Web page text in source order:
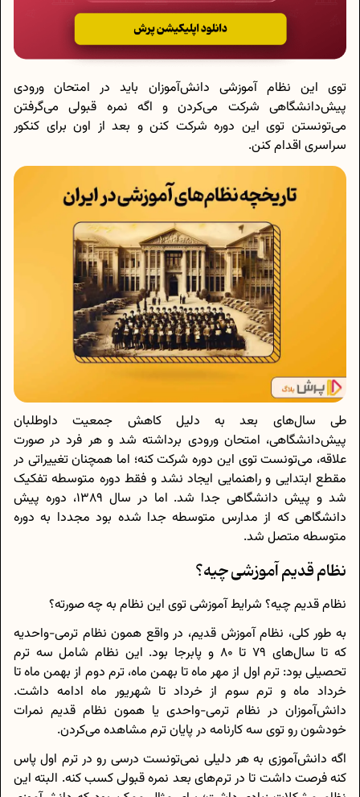
توی این نظام آموزشی دانش‌آموزان باید در امتحان ورودی
پیش‌دانشگاهی شرکت می‌کردن و اگه نمره قبولی می‌گرفتن
می‌تونستن توی این دوره شرکت کنن و بعد از اون برای کنکور
سراسری اقدام کنن.
طی سال‌های بعد به دلیل کاهش جمعیت داوطلبان
پیش‌دانشگاهی، امتحان ورودی برداشته شد و هر فرد در صورت
علاقه، می‌تونست توی این دوره شرکت کنه؛ اما همچنان تغییراتی در
مقطع ابتدایی و راهنمایی ایجاد نشد و فقط دوره متوسطه تفکیک
شد و پیش دانشگاهی جدا شد. اما در سال 1389، دوره پیش
دانشگاهی که از مدارس متوسطه جدا شده بود مجددا به دوره
متوسطه متصل شد.
نظام قدیم آموزشی چیه؟
نظام قدیم چیه؟ شرایط آموزشی توی این نظام به چه صورته؟
به طور کلی، نظام آموزش قدیم، در واقع همون نظام ترمی-واحدیه
که تا سال‌های 79 تا 80 و پابرجا بود. این نظام شامل سه ترم
تحصیلی بود: ترم اول از مهر ماه تا بهمن ماه، ترم دوم از بهمن ماه تا
خرداد ماه و ترم سوم از خرداد تا شهریور ماه ادامه داشت.
دانش‌آموزان در نظام ترمی-واحدی یا همون نظام قدیم نمرات
خودشون رو توی سه کارنامه در پایان ترم مشاهده می‌کردن.
اگه دانش‌آموزی به هر دلیلی نمی‌تونست درسی رو در ترم اول پاس
کنه فرصت داشت تا در ترم‌های بعد نمره قبولی کسب کنه. البته این